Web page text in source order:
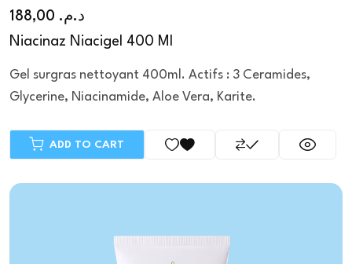
Niacinaz Niacigel 400 Ml
د.م.
Gel surgras nettoyant 400ml. Actifs : 3 Ceramides,
Glycerine, Niacinamide, Aloe Vera, Karite.
ADD TO CART